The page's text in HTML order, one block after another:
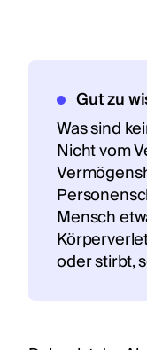
Gut zu
Was sind
Nicht vom
Mensch
oder stirbt,